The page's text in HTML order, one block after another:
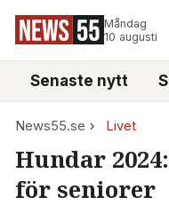
Måndag
10 augusti
Senaste nytt
News55.se Livet
Hundar
för seniorer